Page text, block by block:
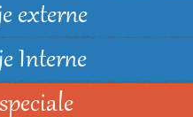
externe
Interne